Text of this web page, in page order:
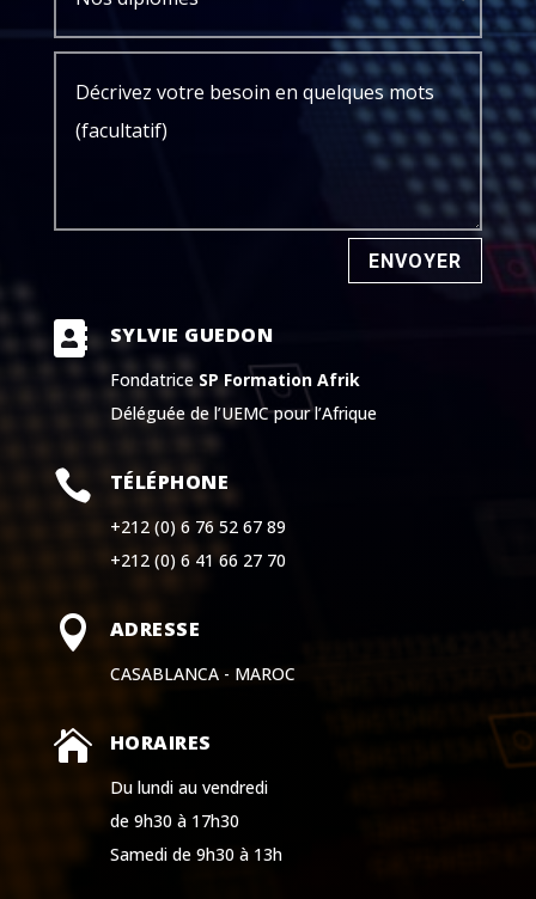
ENVOYER
 SYLVIE GUEDON
Fondatrice SP Formation Afrik
Déléguée de l’UEMC pour l’Afrique
 TÉLÉPHONE
+212 (0) 6 76 52 67 89
+212 (0) 6 41 66 27 70
 ADRESSE
CASABLANCA - MAROC
 HORAIRES
Du lundi au vendredi
de 9h30 à 17h30
Samedi de 9h30 à 13h